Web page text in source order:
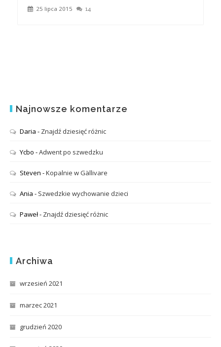
25 lipca 2015 14
Najnowsze komentarze
Daria - Znajdź dziesięć różnic
Ycbo -Adwent po szwedzku
Steven -Kopalnie w Gällivare
Ania - Szwedzkie wychowanie dzieci
Paweł- Znajdź dziesięć różnic
Archiwa
wrzesień 2021
marzec 2021
grudzień 2020